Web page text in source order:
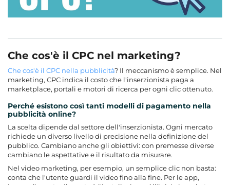
Che cos'è il CPC nel marketing?
Che cos'è il CPC nella pubblicità? Il meccanismo è semplice. Nel
marketing, CPC indica il costo che l'inserzionista paga a
marketplace, portali e motori di ricerca per ogni clic ottenuto.
Perché esistono così tanti modelli di pagamento nella
pubblicità online?
La scelta dipende dal settore dell'inserzionista. Ogni mercato
richiede un diverso livello di precisione nella definizione del
pubblico. Cambiano anche gli obiettivi: con premesse diverse
cambiano le aspettative e il risultato da misurare.
Nel video marketing, per esempio, un semplice clic non basta:
conta che l'utente guardi il video fino alla fine. Per le app,